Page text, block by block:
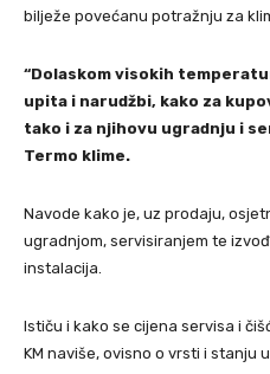
bilježe povećanu potražnju za
“Dolaskom visokih
upita i narudžbi, kako za
tako i za njihovu ugradnju i
Termo klime.
Navode kako je, uz prodaju,
ugradnjom, servisiranjem te
instalacija.
Ističu i kako se cijena servisa i
KM naviše, ovisno o vrsti i stanju